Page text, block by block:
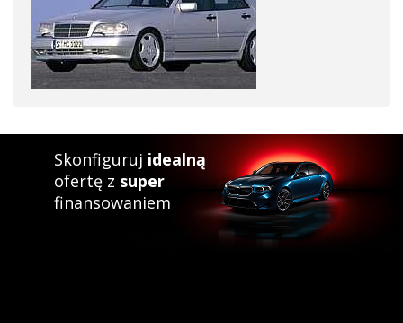
Skonfiguruj idealną
ofertę z super
finansowaniem